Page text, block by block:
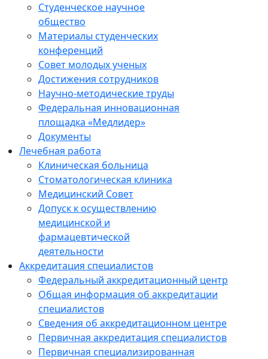
Студенческое научное
общество
Материалы студенческих
конференций
Совет молодых ученых
Достижения сотрудников
Научно-методические труды
Федеральная инновационная
площадка «Медлидер»
Документы
Лечебная работа
Клиническая больница
Стоматологическая клиника
Медицинский Совет
Допуск к осуществлению
медицинской и
фармацевтической
деятельности
Аккредитация специалистов
Федеральный аккредитационный центр
Общая информация об аккредитации
специалистов
Сведения об аккредитационном центре
Первичная аккредитация специалистов
Первичная специализированная